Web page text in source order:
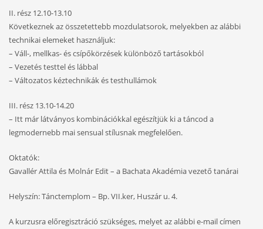
II. rész 12.10-13.10
Következnek az összetettebb mozdulatsorok, melyekben az alábbi
technikai elemeket használjuk:
– Váll-, mellkas- és csípőkörzések különböző tartásokból
– Vezetés testtel és lábbal
– Változatos kéztechnikák és testhullámok
III. rész 13.10-14.20
– Itt már látványos kombinációkkal egészítjük ki a táncod a
legmodernebb mai sensual stílusnak megfelelően.
Oktatók:
Gavallér Attila és Molnár Edit – a Bachata Akadémia vezető tanárai
Helyszín: Tánctemplom – Bp. VII.ker, Huszár u. 4.
A kurzusra előregisztráció szükséges, melyet az alábbi e-mail címen